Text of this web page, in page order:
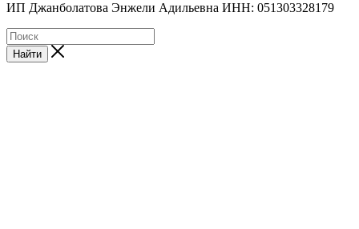
ИП Джанболатова Энжели Адильевна ИНН: 051303328179
Найти